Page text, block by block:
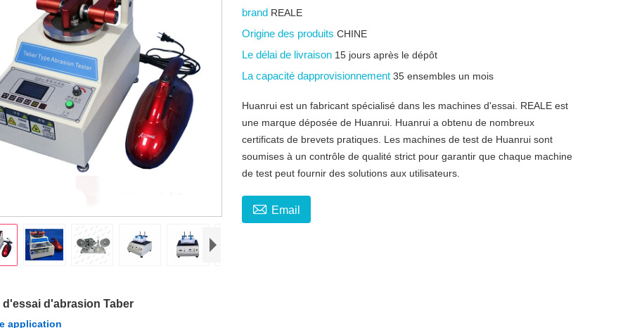
brand REALE
Origine des produitsCHINE
Le délai de livraison 15 jours après le dépôt
La capacité dapprovisionnement35 ensembles un mois
Huanrui est un fabricant spécialisé dans les machines d'essai. REALE est
une marque déposée de Huanrui. Huanrui a obtenu de nombreux
certificats de brevets pratiques. Les machines de test de Huanrui sont
soumises à un contrôle de qualité strict pour garantir que chaque machine
de test peut fournir des solutions aux utilisateurs.
 Email
d'essai d'abrasion Taber
application